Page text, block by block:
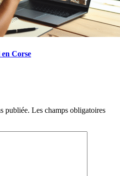
Corse
publiée. Les champs obligatoires